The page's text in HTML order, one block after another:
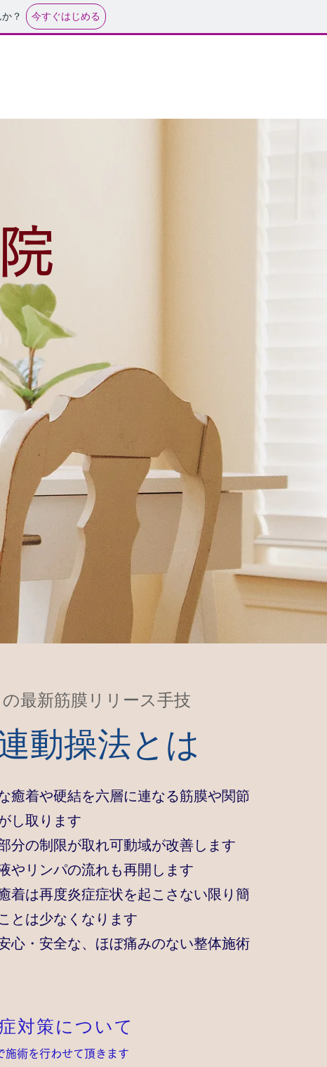
？ 今すぐはじめる
最新筋膜リリース手技
動操法とは
癒着や硬結を六層に連なる筋膜や関節
し取ります
分の制限が取れ可動域が改善します
やリンパの流れも再開します
着は再度炎症症状を起こさない限り簡
とは少なくなります
心・安全な、ほぼ痛みのない整体施術
施術を行わせて頂きます
対策について